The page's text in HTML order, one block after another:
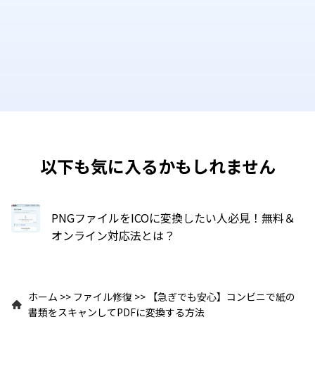
以下も気に入るかもしれません
PNGファイルをICOに変換したい人必見！無料＆
オンライン対応法とは？
ホーム >> ファイル修復 >> 【急ぎでも安心】コンビニで紙の
書類をスキャンしてPDFに変換する方法